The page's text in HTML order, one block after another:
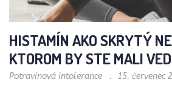
HISTAMÍN AKO SKRYTÝ
KTOROM BY STE MALI
Potravinová intolerance
15. červenec